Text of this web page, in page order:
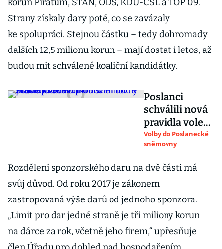
korun Pirátům, STAN, ODS, KDU-ČSL a TOP 09.
Strany získaly dary poté, co se zavázaly
ke spolupráci. Stejnou částku – tedy dohromady
dalších 12,5 milionu korun – mají dostat i letos, až
budou mít schválené koaliční kandidátky.
Poslanci
schválili nová
pravidla voleb.
Koalicím bude
stačit pro
vstup do
sněmovny
méně hlasů
Volby do Poslanecké
sněmovny
Rozdělení sponzorského daru na dvě části má
svůj důvod. Od roku 2017 je zákonem
zastropovaná výše darů od jednoho sponzora.
„Limit pro dar jedné straně je tři miliony korun
na dárce za rok, včetně jeho firem,“ upřesňuje